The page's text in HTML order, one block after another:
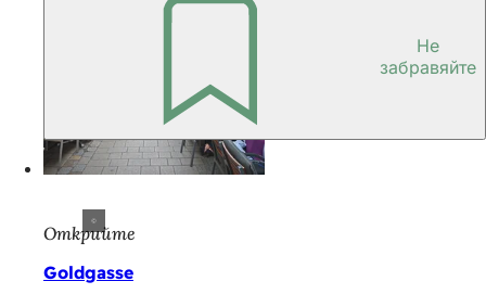
Не
забравяйте
Открийте
Goldgasse